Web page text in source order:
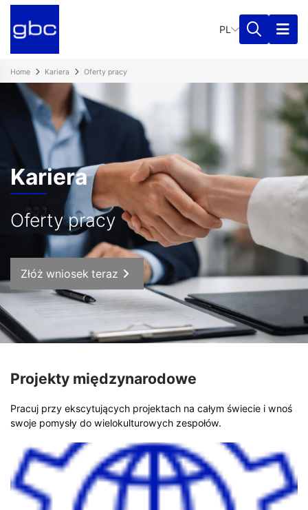
PL
Home Kariera Oferty pracy
Kariera
Oferty pracy
Złóż wniosek teraz
Projekty międzynarodowe
Pracuj przy ekscytujących projektach na całym świecie i wnoś
swoje pomysły do wielokulturowych zespołów.